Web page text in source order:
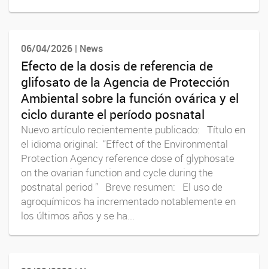
06/04/2026 | News
Efecto de la dosis de referencia de
glifosato de la Agencia de Protección
Ambiental sobre la función ovárica y el
ciclo durante el período posnatal
Nuevo artículo recientemente publicado: Título en
el idioma original: “Effect of the Environmental
Protection Agency reference dose of glyphosate
on the ovarian function and cycle during the
postnatal period ” Breve resumen: El uso de
agroquímicos ha incrementado notablemente en
los últimos años y se ha...